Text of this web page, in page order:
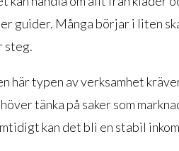
guider. Många börjar i liten
steg.
här typen av verksamhet
tänka på saker som
kan det bli en stabil